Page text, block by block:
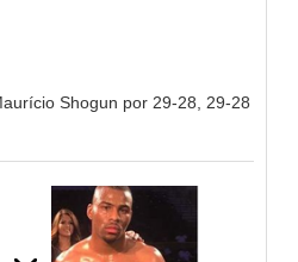
Shogun por 29-28, 29-28